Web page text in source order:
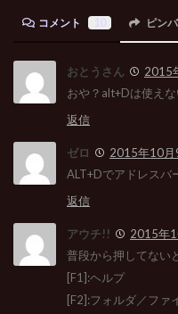
コメント ピン
おとうさん
2015
おや？alt+Dは使え
返信
ゼロ
2015年10月
ALT+Dでアドレスバ
返信
アウチ!!
2015年
普段から押してない
[F1]:ヘルプ
[F2]:フォルダ／ファ